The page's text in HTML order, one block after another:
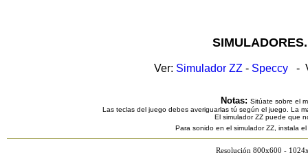
Ver: Simulador ZZ - Speccy -
Notas: Sitúate sobre el
Las teclas del juego debes averiguarlas tú según el juego. La
El simulador ZZ puede que
Para sonido en el simulador ZZ, instala
Resolución 800x600 -